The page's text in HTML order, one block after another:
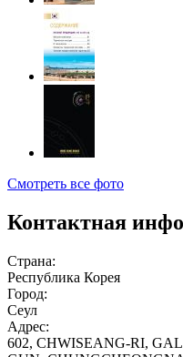
Смотреть все фото
Контактная
Страна:
Республика Корея
Город:
Сеул
Адрес:
602, CHWISEANG-RI,